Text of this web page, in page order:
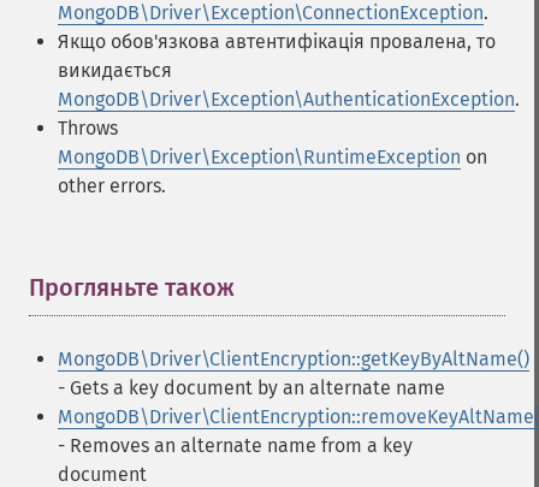
MongoDB\Driver\Exception\ConnectionException.
Якщо обов'язкова автентифікація провалена, то
викидається
MongoDB\Driver\Exception\AuthenticationException.
Throws
MongoDB\Driver\Exception\RuntimeException on
other errors.
Прогляньте також
MongoDB\Driver\ClientEncryption::getKeyByAltName()
- Gets a key document by an alternate name
- Removes an alternate name from a key
document